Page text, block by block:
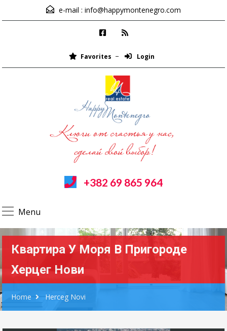
e-mail : info@happymontenegro.com
Favorites Login
+382 69 865 964
Menu
Квартира У Моря В Пригороде
Херцег Нови
Home Herceg Novi